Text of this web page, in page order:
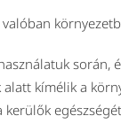
során,
alatt kímélik a
kerülők